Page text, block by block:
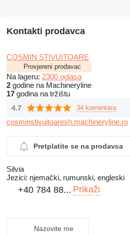
Kontakti prodavca
COSMIN STIVUITOARE
Provjereni prodavac
Na lageru: 2300 oglasa
2 godine na Machineryline
17 godina na tržištu
4.7 34 komentara
cosminstivuitoaresh.machineryline.ro
Pretplatite se na prodavca
Silvia
Jezici: njemački, rumunski, engleski
+40 784 88... Prikaži
Nazovite me